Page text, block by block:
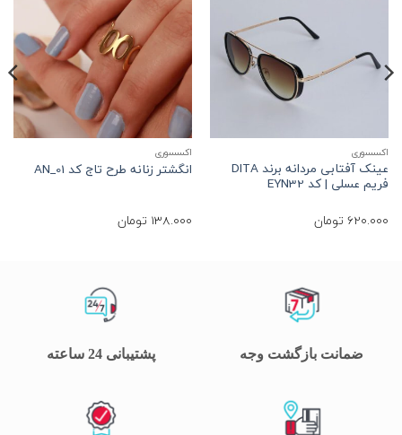
اکسسوری
عینک آفتابی مردانه برند DITA
فریم عسلی | کد EYN32
620.000تومان
اکسسوری
انگشتر زنانه طرح تاج کد AN_01
138.000تومان
ضمانت بازگشت وجه پشتیبانی 24 ساعته